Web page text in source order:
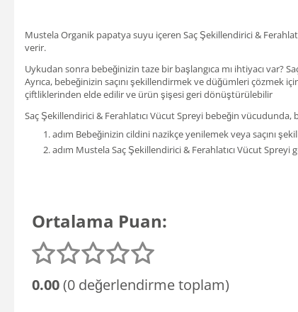
Mustela Organik papatya suyu içeren Saç Şekillendirici &
verir.
Uykudan sonra bebeğinizin taze bir başlangıca mı ihtiyacı var?
Ayrıca, bebeğinizin saçını şekillendirmek ve düğümleri çözmek
çiftliklerinden elde edilir ve ürün şişesi geri dönüştürülebilir
Saç Şekillendirici & Ferahlatıcı Vücut Spreyi bebeğin vücudunda,
adım Bebeğinizin cildini nazikçe yenilemek veya saçını
adım Mustela Saç Şekillendirici & Ferahlatıcı Vücut Spreyi
Ortalama Puan:
0.00(0 değerlendirme toplam)